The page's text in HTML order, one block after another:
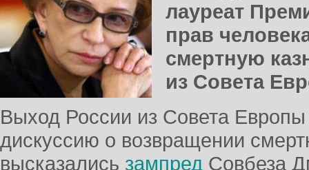
лауреат
прав
смертную
из Совета
Выход России из Совета
дискуссию о возвращении
высказались зампред Совбеза